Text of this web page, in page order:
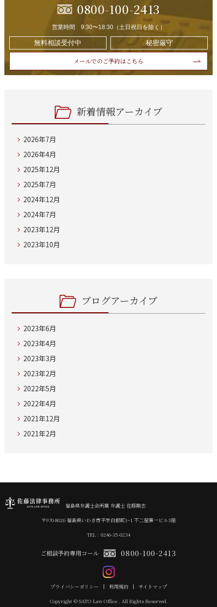
0800-100-2413
営業時間 9:30〜18:30（土日祝日を除く）
無料相談受付中 秘密厳守
メールでのご予約はこちら
新着情報アーカイブ
2026年7月
2026年4月
2025年12月
2025年7月
2024年12月
2024年7月
2023年12月
2023年10月
ブログアーカイブ
2023年6月
2023年4月
2023年3月
2023年2月
2022年5月
2022年4月
2021年12月
2021年2月
福島県弁護士会所属 弁護士 佐藤剛志
〒970-8026 福島県いわき市平字白銀町1−1 不二屋第一ビル3階
TEL：0246-35-0234
ご相談予約専用コール 0800-100-2413
プライバシーポリシー 利用規約
サイトマップ
Copyright © SATO Law Office . All Rights Reserved.